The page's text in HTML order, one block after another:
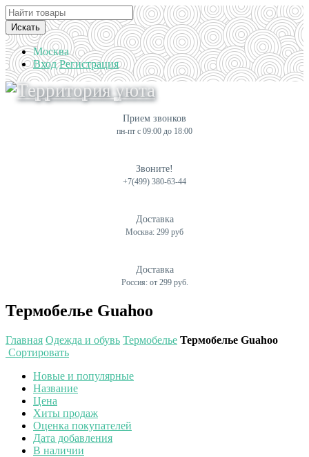
Искать
Москва
Вход Регистрация
Прием звонков
пн-пт с 09:00 до 18:00
Звоните!
+7(499) 380-63-44
Доставка
Москва: 299 руб
Доставка
Россия: от 299 руб.
Термобелье Guahoo
Главная Одежда и обувь Термобелье Термобелье Guahoo
Сортировать
Новые и популярные
Название
Цена
Хиты продаж
Оценка покупателей
Дата добавления
В наличии